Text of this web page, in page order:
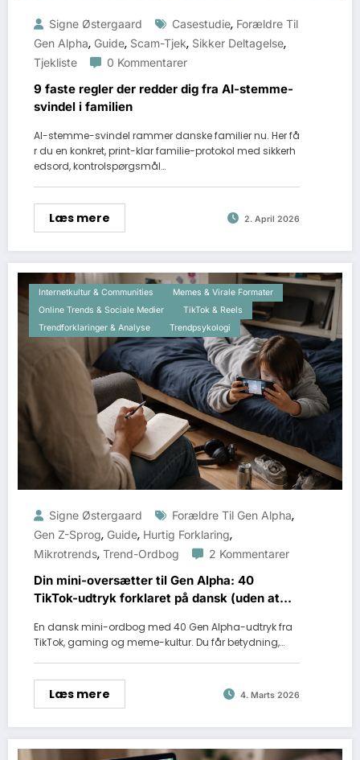
Signe Østergaard Casestudie, Forældre Til
Gen Alpha, Guide, Scam-Tjek, Sikker Deltagelse,
Tjekliste 0 Kommentarer
9 faste regler der redder dig fra AI-stemme-
svindel i familien
AI-stemme-svindel rammer danske familier nu. Her få
r du en konkret, print-klar familie-protokol med sikkerh
edsord, kontrolspørgsmål…
Læs mere 2. April 2026
Internetkultur & Communities
Memes & Virale Formater
Online Trends & Sociale Medier
TikTok & Reels
Trendforklaringer & Analyse
Trendpsykologi
Signe Østergaard Forældre Til Gen Alpha,
Gen Z-Sprog, Guide, Hurtig Forklaring,
Mikrotrends, Trend-Ordbog 2 Kommentarer
Din mini-oversætter til Gen Alpha: 40
TikTok-udtryk forklaret på dansk (uden at
En dansk mini-ordbog med 40 Gen Alpha-udtryk fra
TikTok, gaming og meme-kultur. Du får betydning,…
Læs mere 4. Marts 2026